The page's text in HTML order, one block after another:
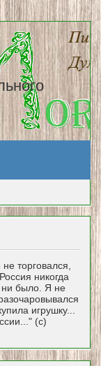
торговался,
никогда
ни было. Я не
игрушку...
(с)